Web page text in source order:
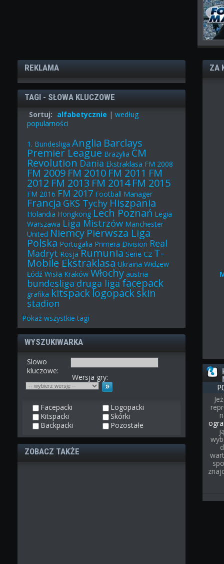
REKLAMA
TAGI - SŁOWA KLUCZOWE
Sortuj: alfabetycznie |według
popularności
1. Bundesliga Anglia Barclays
Premier League Brazylia CM
Revolution Dania Ekstraklasa FM 2008
FM 2009 FM 2010 FM 2011 FM
2012 FM 2013 FM 2014 FM 2015
FM 2016 FM 2017 Football Manager
Francja GKS Tychy Hiszpania
Holandia Hongkong Lech Poznań Legia
Warszawa Liga Mistrzów Manchester
United Niemcy Pierwsza Liga
Polska Portugalia Primera Division Real
Madryt Rosja Rumunia Serie C2 T-
Mobile Ekstraklasa Ukraina Widzew
Łódź Wisła Kraków Włochy austria
bundesliga druga ligafacepack
grafika kitspacklogopackskin
stadion
Pokażwszystkie tagi
WYSZUKIWARKA
Slowo
kluczowe:
Wersja gry:
Facepacki
Logopacki
Kitspacki
Skórki
Backpacki
Pozostałe
ZOBACZ TAKŻE
ZA